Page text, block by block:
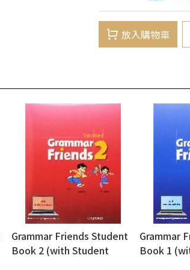
放入購物車
Grammar Friends Student
Book 2 (with Student
Grammar
Book 1